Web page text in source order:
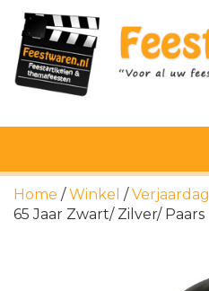
Home /Winkel /Verjaardag
65 Jaar Zwart/ Zilver/ Paars